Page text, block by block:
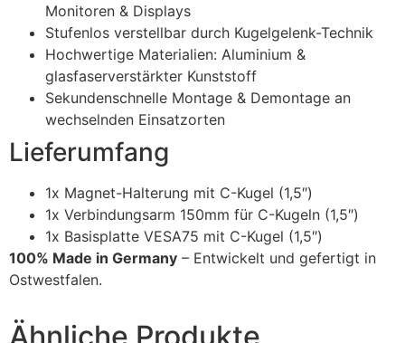
Monitoren & Displays
Stufenlos verstellbar durch Kugelgelenk-Technik
Hochwertige Materialien: Aluminium &
glasfaserverstärkter Kunststoff
Sekundenschnelle Montage & Demontage an
wechselnden Einsatzorten
Lieferumfang
1x Magnet-Halterung mit C-Kugel (1,5″)
1x Verbindungsarm 150mm für C-Kugeln (1,5″)
1x Basisplatte VESA75 mit C-Kugel (1,5″)
100% Made in Germany – Entwickelt und gefertigt in
Ostwestfalen.